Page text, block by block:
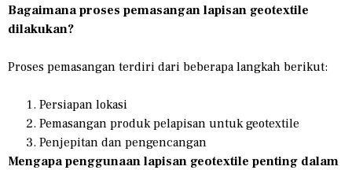
Bagaimana proses pemasangan lapisan geotextile
dilakukan?
Proses pemasangan terdiri dari beberapa langkah berikut:
Persiapan lokasi
Pemasangan produk pelapisan untuk geotextile
Penjepitan dan pengencangan
Mengapa penggunaan lapisan geotextile penting dalam